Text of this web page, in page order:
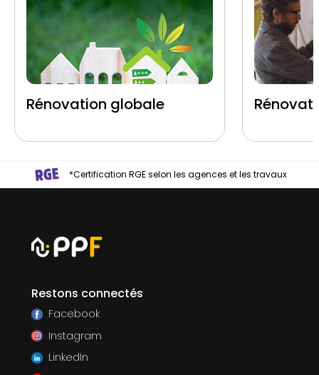
Rénovation globale
*Certification RGE selon les agences et les travaux
Restons connectés
Facebook
Instagram
LinkedIn